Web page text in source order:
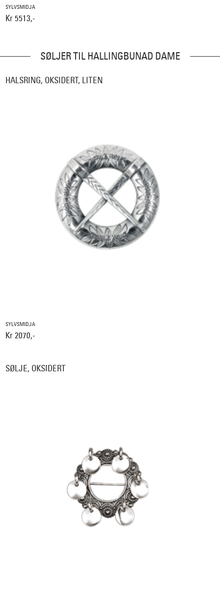
SYLVSMIDJA
Kr 5513,-
SØLJER TIL HALLINGBUNAD DAME
HALSRING, OKSIDERT, LITEN
SYLVSMIDJA
Kr 2070,-
SØLJE, OKSIDERT